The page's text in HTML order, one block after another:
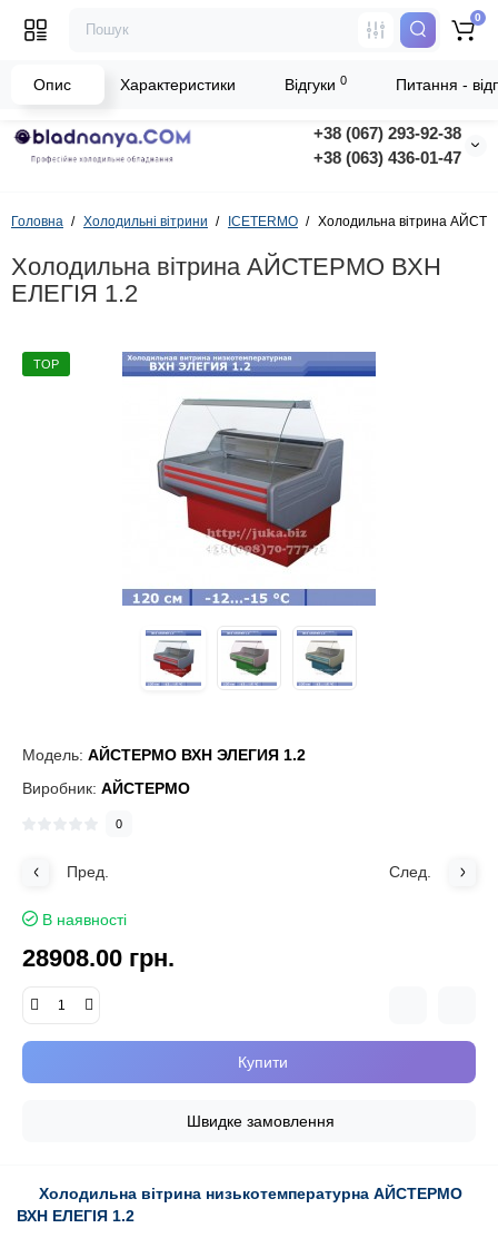
+38 (067) 293-92-38
+38 (063) 436-01-47
0
Головна Холодильні вітрини ICETERMO Холодильна вітрина
Холодильна вітрина АЙСТЕРМО ВХН
ЕЛЕГІЯ 1.2
TOP
Модель: АЙСТЕРМО ВХН ЭЛЕГИЯ 1.2
Виробник: АЙСТЕРМО
0
Пред. След.
В наявності
28908.00 грн.
Купити
Швидке замовлення
Опис Характеристики Відгуки 0 Питання -
Холодильна вітрина низькотемпературна АЙСТЕРМО
ВХН ЕЛЕГІЯ 1.2